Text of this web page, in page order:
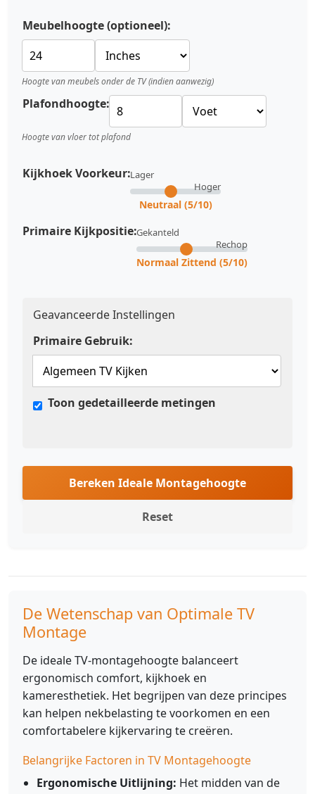
Meubelhoogte (optioneel):
Hoogte van meubels onder de TV (indien aanwezig)
Plafondhoogte:
Hoogte van vloer tot plafond
Kijkhoek Voorkeur:Lager
Hoger
Neutraal (5/10)
Primaire Kijkpositie:Gekanteld
Rechop
Normaal Zittend (5/10)
Geavanceerde Instellingen
Primaire Gebruik:
Toon gedetailleerde metingen
Bereken Ideale Montagehoogte
Reset
De Wetenschap van Optimale TV
Montage
De ideale TV-montagehoogte balanceert
ergonomisch comfort, kijkhoek en
kameresthetiek. Het begrijpen van deze principes
kan helpen nekbelasting te voorkomen en een
comfortabelere kijkervaring te creëren.
Belangrijke Factoren in TV Montagehoogte
Ergonomische Uitlijning: Het midden van de